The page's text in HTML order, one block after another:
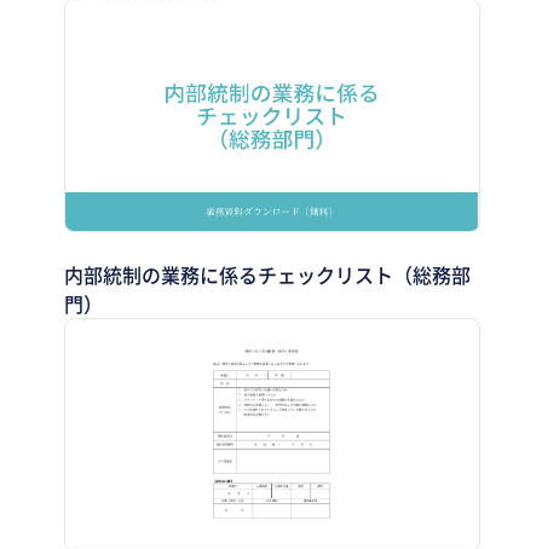
内部統制の業務に係るチェックリスト（総務部
門）